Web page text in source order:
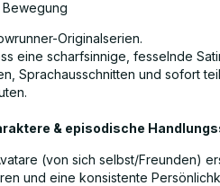
Bewegung
Originalserien.
eine scharfsinnige, fesselnde
Sprachausschnitten und sofort
& episodische
(von sich selbst/Freunden)
und eine konsistente